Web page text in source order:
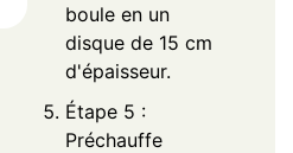
boule en un
disque de 15 cm
d'épaisseur.
Étape 5 :
Préchauffe